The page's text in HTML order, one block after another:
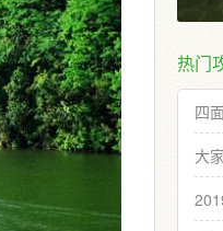
热门
四
大